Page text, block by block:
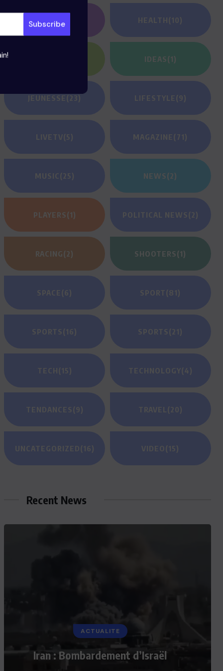
GAMING HEALTH(10)
IDEAS(1)
JEUNESSE(23) LIFESTYLE(9)
LIVETV(5) MAGAZINE(71)
MUSIC (25) NEWS(2)
PLAYERS(1) POLITICAL NEWS(2)
RACING(2) SHOOTERS(1)
SPACE(6) SPORT(81)
SPORTS(16) SPORTS(21)
TECH(15) TECHNOLOGY(4)
TENDANCES(9) TRAVEL (20)
UNCATEGORIZED(16) VIDEO(15)
Recent News
ACTUALITE
Iran : Bombardement d’Israël